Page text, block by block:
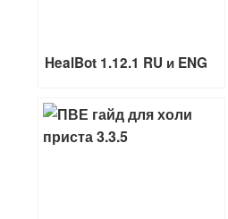
HealBot 1.12.1 RU и ENG